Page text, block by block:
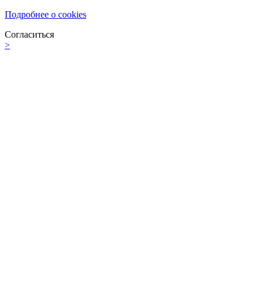
Подробнее о cookies
Согласиться
>